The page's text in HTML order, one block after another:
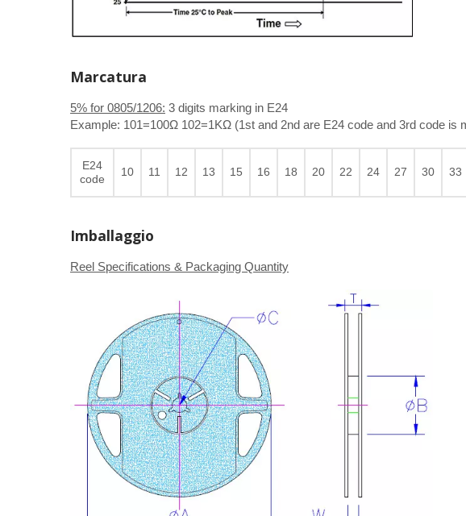
Marcatura
5% for 0805/1206: 3 digits marking in E24
Example: 101=100Ω 102=1KΩ (1st and 2nd are E24 code and 3rd code is
E24
code
10 11 12 13 15 16 18 20 22 24 27 30 33
Imballaggio
Reel Specifications & Packaging Quantity